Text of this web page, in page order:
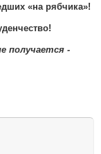
«на рябчика»!
получается -